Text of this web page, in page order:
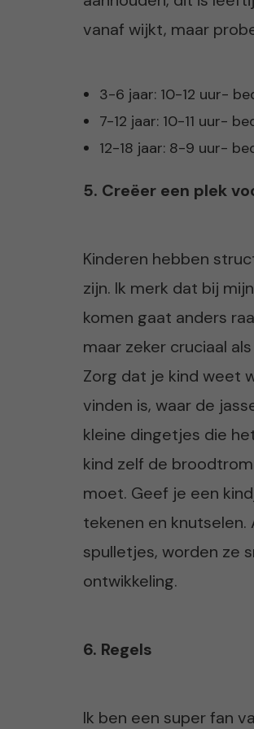
vanaf wijkt, maar
3-6 jaar: 10-12 uur-
7-12 jaar: 10-11 uur-
12-18 jaar: 8-9 uur-
5. Creëer een plek
Kinderen hebben
zijn. Ik merk dat bij
komen gaat anders
maar zeker cruciaal
Zorg dat je kind weet
vinden is, waar de
kleine dingetjes die
kind zelf de
moet. Geef je een
tekenen en
spulletjes, worden ze
ontwikkeling.
6. Regels
Ik ben een super fan